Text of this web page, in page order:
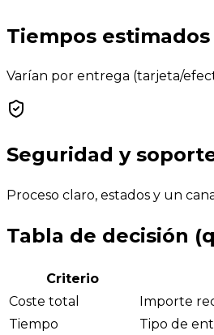
Tiempos estimados
Varían por entrega (tarjeta/
Seguridad y
Proceso claro, estados y un
Tabla de decisión
Criterio
Coste total
Importe
Tiempo
Tipo de